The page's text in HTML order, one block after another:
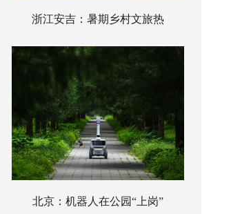
浙江安吉：暑期乡村文旅热
北京：机器人在公园“上岗”